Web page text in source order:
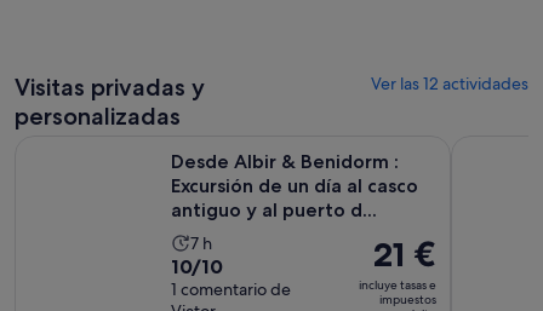
30 minutos
Visitas privadas y
personalizadas
Ver las 12 actividades
Desde Albir & Benidorm :
Excursión de un día al casco
antiguo y al puerto d...
La
duración
de
7 h
10.0
sobre
10/10
1 comentario de
El
precio
es
21 €
incluye tasas e
impuestos